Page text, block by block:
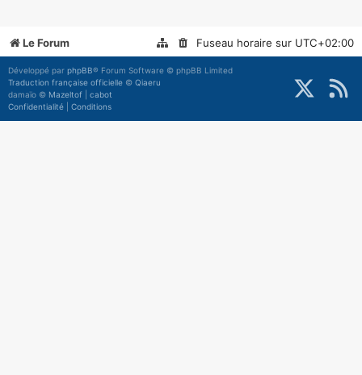
Le Forum Fuseau horaire sur UTC+02:00
Développé par phpBB® Forum Software © phpBB Limited
Traduction française officielle © Qiaeru
damaïo © Mazeltof
cabot
Confidentialité
Conditions